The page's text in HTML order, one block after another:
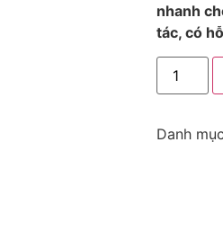
nhanh
tác, có
Danh